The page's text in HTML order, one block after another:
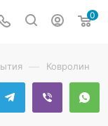
0
— Ковролин